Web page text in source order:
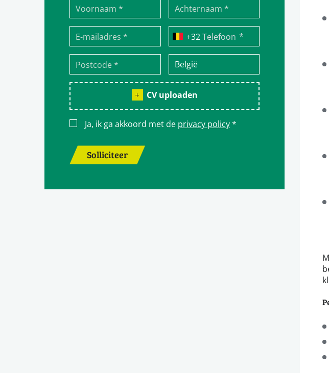
Telefoon *
CV uploaden
Ja, ik ga akkoord met de privacy policy*
Solliciteer